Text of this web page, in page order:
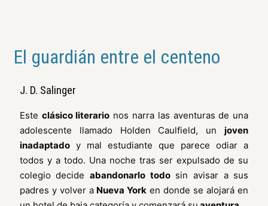
El guardián entre el centeno
J. D. Salinger
Este clásico literario nos narra las aventuras de una
adolescente llamado Holden Caulfield, unjoven
inadaptadoy mal estudiante que parece odiar a
todos y a todo. Una noche tras ser expulsado de su
colegio decideabandonarlo todosin avisar a sus
padres y volver aNueva York en donde se alojará en